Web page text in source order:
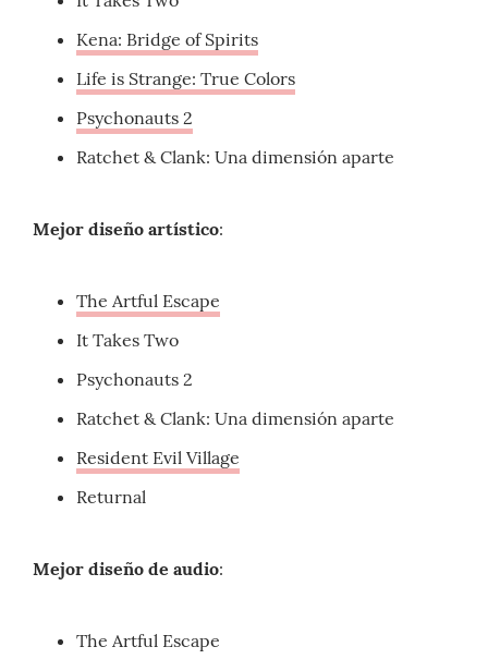
Kena: Bridge of Spirits
Life is Strange: True Colors
Psychonauts 2
Ratchet & Clank: Una dimensión aparte
Mejor diseño artístico:
The Artful Escape
It Takes Two
Psychonauts 2
Ratchet & Clank: Una dimensión aparte
Resident Evil Village
Returnal
Mejor diseño de audio:
The Artful Escape